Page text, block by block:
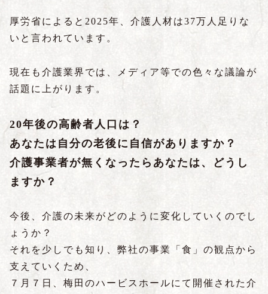
厚労省によると2025年、介護人材は37万人足りな
いと言われています。
現在も介護業界では、メディア等での色々な議論が
話題に上がります。
20年後の高齢者人口は？
あなたは自分の老後に自信がありますか？
介護事業者が無くなったらあなたは、どうし
ますか？
今後、介護の未来がどのように変化していくのでし
ょうか？
それを少しでも知り、弊社の事業「食」の観点から
支えていくため、
７月７日、梅田のハービスホールにて開催された介